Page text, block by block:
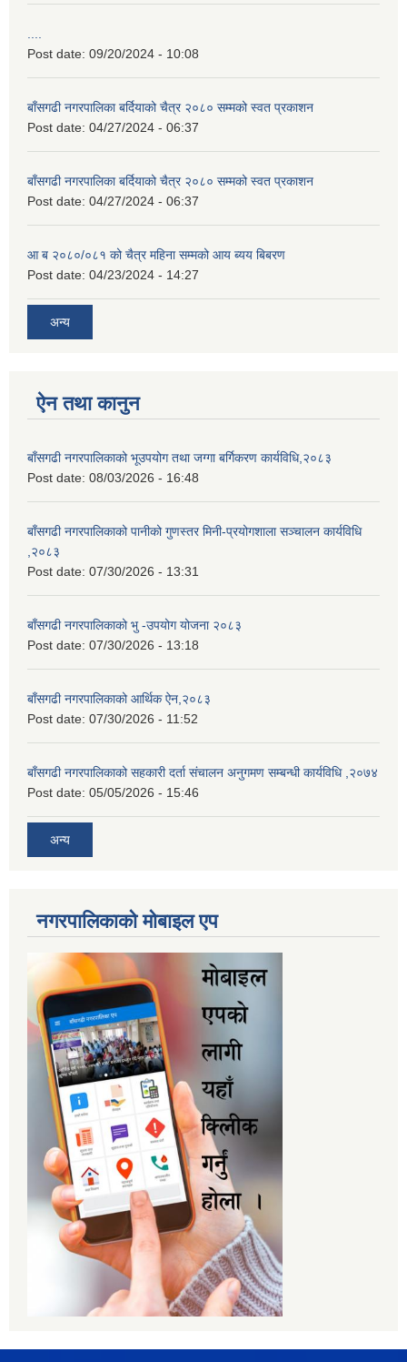
Post date: 09/20/2024 - 10:08
बाँसगढी नगरपालिका बर्दियाको चैत्र २०८० सम्मको स्वत प्रकाशन
Post date: 04/27/2024 - 06:37
बाँसगढी नगरपालिका बर्दियाको चैत्र २०८० सम्मको स्वत प्रकाशन
Post date: 04/27/2024 - 06:37
आ ब २०८०/०८१ को चैत्र महिना सम्मको आय ब्यय बिबरण
Post date: 04/23/2024 - 14:27
अन्य
ऐन तथा कानुन
बाँसगढी नगरपालिकाको भूउपयोग तथा जग्गा बर्गिकरण कार्यविधि,२०८३
Post date: 08/03/2026 - 16:48
बाँसगढी नगरपालिकाको पानीको गुणस्तर मिनी-प्रयोगशाला सञ्चालन कार्यविधि
,२०८३
Post date: 07/30/2026 - 13:31
बाँसगढी नगरपालिकाको भु -उपयोग योजना २०८३
Post date: 07/30/2026 - 13:18
बाँसगढी नगरपालिकाको आर्थिक ऐन,२०८३
Post date: 07/30/2026 - 11:52
बाँसगढी नगरपालिकाको सहकारी दर्ता संचालन अनुगमण सम्बन्धी कार्यविधि ,२०७४
Post date: 05/05/2026 - 15:46
अन्य
नगरपालिकाकाे माेबाइल एप